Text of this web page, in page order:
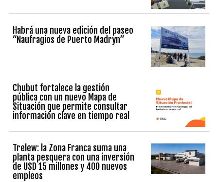
Habrá una nueva edición del paseo
“Naufragios de Puerto Madryn”
Chubut fortalece la gestión
pública con un nuevo Mapa de
Situación que permite consultar
información clave en tiempo real
Trelew: la Zona Franca suma una
planta pesquera con una inversión
de USD 15 millones y 400 nuevos
empleos